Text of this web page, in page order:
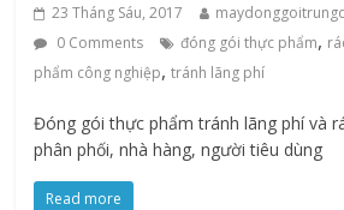
23 Tháng Sáu, 2017
0 Comments
đóng gói thực phẩm,
phẩm công nghiệp,tránh lãng phí
Đóng gói thực phẩm tránh lãng phí và
phân phối, nhà hàng, người tiêu dùng
Read more